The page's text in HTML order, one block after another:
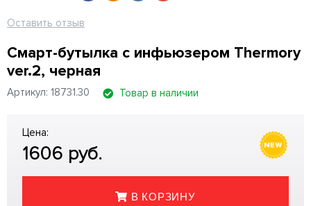
Оставить отзыв
Смарт-бутылка с инфьюзером Thermory
ver.2, черная
Артикул: 18731.30 Товар в наличии
Цена:
1606 руб.
В КОРЗИНУ